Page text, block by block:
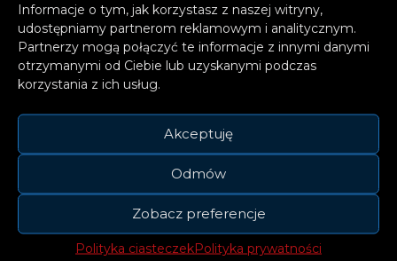
Informacje o tym, jak korzystasz z naszej witryny,
udostępniamy partnerom reklamowym i analitycznym.
Partnerzy mogą połączyć te informacje z innymi danymi
otrzymanymi od Ciebie lub uzyskanymi podczas
korzystania z ich usług.
Akceptuję
Odmów
Zobacz preferencje
Polityka ciasteczekPolityka prywatności
Stelar wystąpi 25 lipca 2026 rokuna Letniej
Scenie Progresji w Warszawie.
Organizatorzy zapowiadają, że koncert nie
będzie zwykłym występem, ale
pełnowymiarowym, spektakularnym
widowiskiem audiowizualnym.